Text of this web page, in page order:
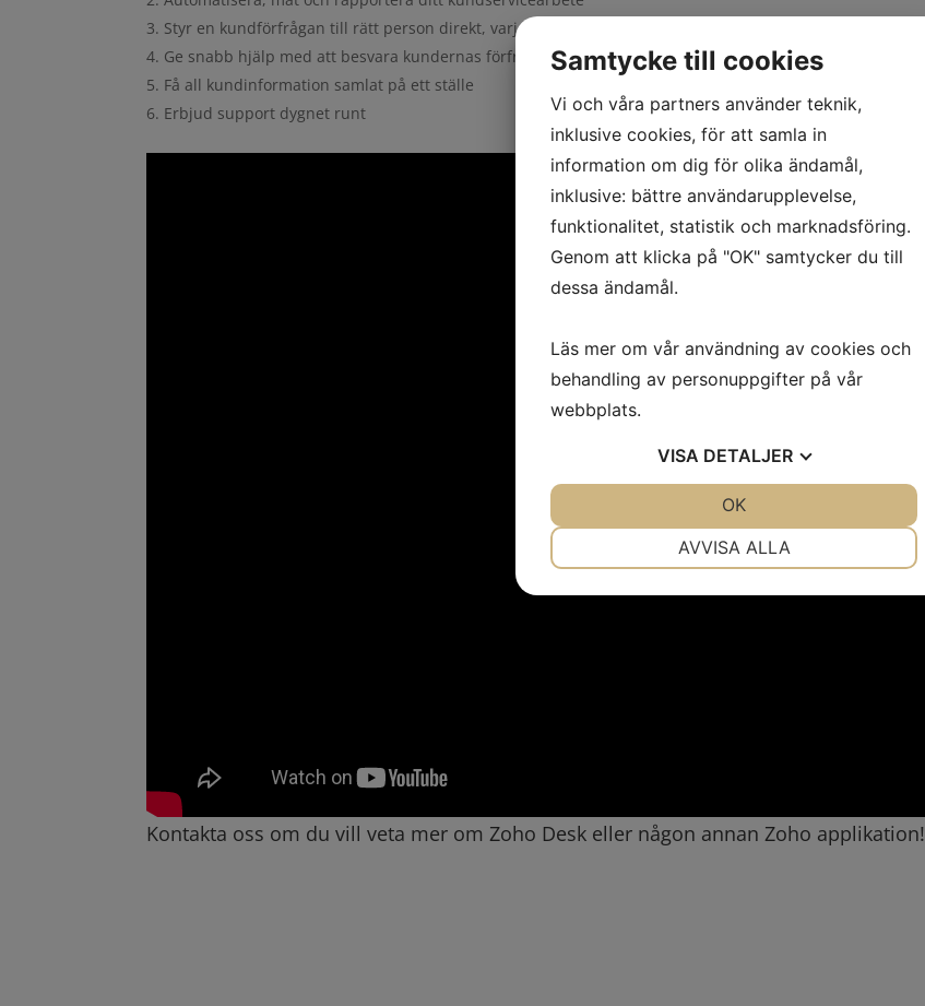
Styr en kundförfrågan till rätt person direkt, varje gång
Ge snabb hjälp med att besvara kundernas förfrågningar
Få all kundinformation samlat på ett ställe
Erbjud support dygnet runt
Kontakta oss om du vill veta mer om Zoho Desk eller någon annan Zoho applikation!
Samtycke till cookies
Vi och våra partners använder teknik,
inklusive cookies, för att samla in
information om dig för olika ändamål,
inklusive: bättre användarupplevelse,
funktionalitet, statistik och marknadsföring.
Genom att klicka på "OK" samtycker du till
dessa ändamål.
Läs mer om vår användning av cookies och
behandling av personuppgifter på vår
webbplats.
VISA DETALJER
AVVISA ALLA
OK